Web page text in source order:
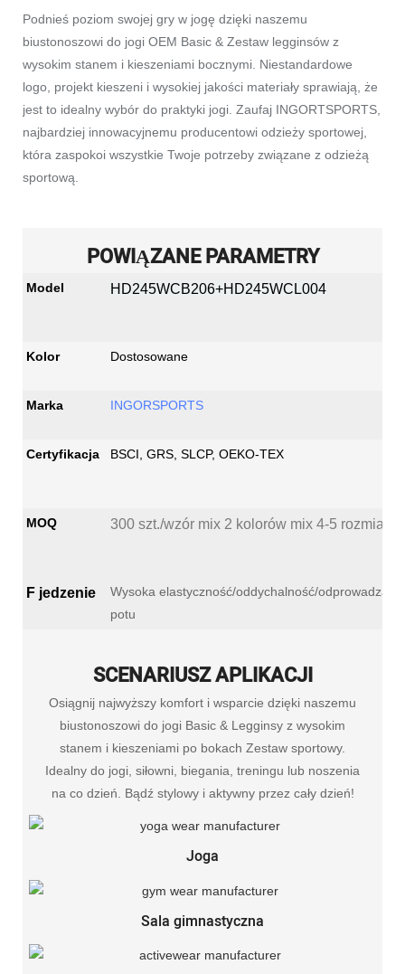
Podnieś poziom swojej gry w jogę dzięki naszemu
biustonoszowi do jogi OEM Basic & Zestaw legginsów z
wysokim stanem i kieszeniami bocznymi. Niestandardowe
logo, projekt kieszeni i wysokiej jakości materiały sprawiają, że
jest to idealny wybór do praktyki jogi. Zaufaj INGORTSPORTS,
najbardziej innowacyjnemu producentowi odzieży sportowej,
która zaspokoi wszystkie Twoje potrzeby związane z odzieżą
sportową.
POWIĄZANE PARAMETRY
Model HD245WCB206+HD245WCL004
Kolor Dostosowane
Marka INGORSPORTS
Certyfikacja BSCI, GRS, SLCP, OEKO-TEX
MOQ 300 szt./wzór mix 2 kolorów mix 4-5
F jedzenie
Wysoka elastyczność/oddychalność/odprowadzanie
potu
SCENARIUSZ APLIKACJI
Osiągnij najwyższy komfort i wsparcie dzięki naszemu
biustonoszowi do jogi Basic & Legginsy z wysokim
stanem i kieszeniami po bokach Zestaw sportowy.
Idealny do jogi, siłowni, biegania, treningu lub noszenia
na co dzień. Bądź stylowy i aktywny przez cały dzień!
Joga
Sala gimnastyczna